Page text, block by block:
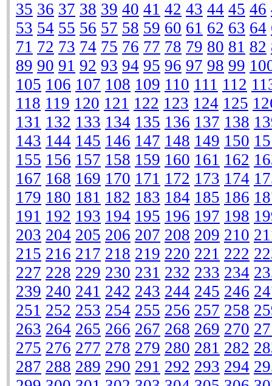
35 36 37 38 39 40 41 42 43 44 45 46
53 54 55 56 57 58 59 60 61 62 63 64
71 72 73 74 75 76 77 78 79 80 81 82
89 90 91 92 93 94 95 96 97 98 99
105 106 107 108 109 110 111 112
118 119 120 121 122 123 124 125
131 132 133 134 135 136 137 138
143 144 145 146 147 148 149 150
155 156 157 158 159 160 161 162
167 168 169 170 171 172 173 174
179 180 181 182 183 184 185 186
191 192 193 194 195 196 197 198
203 204 205 206 207 208 209 210
215 216 217 218 219 220 221 222
227 228 229 230 231 232 233 234
239 240 241 242 243 244 245 246
251 252 253 254 255 256 257 258
263 264 265 266 267 268 269 270
275 276 277 278 279 280 281 282
287 288 289 290 291 292 293 294